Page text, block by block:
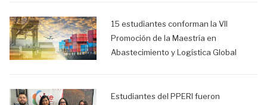
15 estudiantes conforman la VII
Promoción de la Maestría en
Abastecimiento y Logística Global
Estudiantes del PPERI fueron